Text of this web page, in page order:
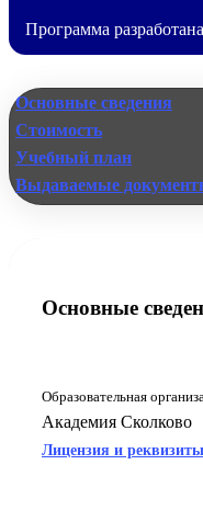
Программа
Основные сведения
Стоимость
Учебный план
Выдаваемые
Основные
Образовательная
Академия Сколково
Лицензия и реквизиты